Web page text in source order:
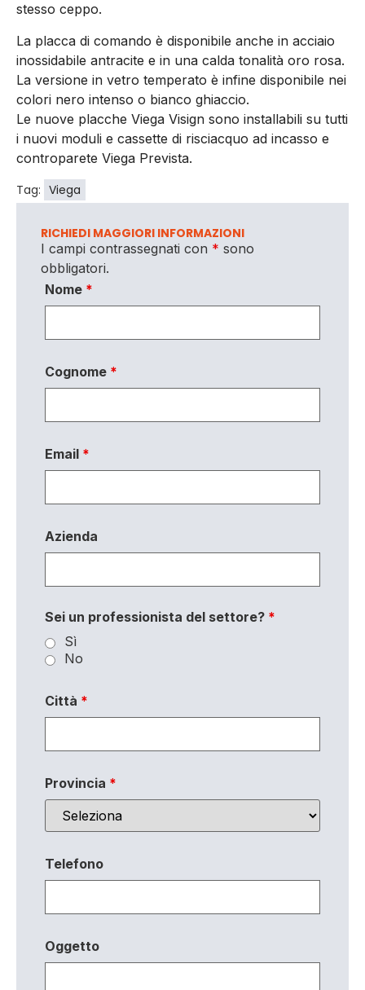
stesso ceppo.
La placca di comando è disponibile anche in acciaio
inossidabile antracite e in una calda tonalità oro rosa.
La versione in vetro temperato è infine disponibile nei
colori nero intenso o bianco ghiaccio.
Le nuove placche Viega Visign sono installabili su tutti
i nuovi moduli e cassette di risciacquo ad incasso e
controparete Viega Prevista.
Tag: Viega
RICHIEDI MAGGIORI INFORMAZIONI
I campi contrassegnati con * sono
obbligatori.
Nome *
Cognome *
Email *
Azienda
Sei un professionista del settore? *
Sì
No
Città *
Provincia *
Telefono
Oggetto